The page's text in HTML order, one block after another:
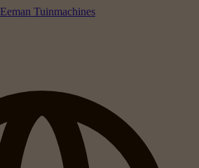
Eeman Tuinmachines